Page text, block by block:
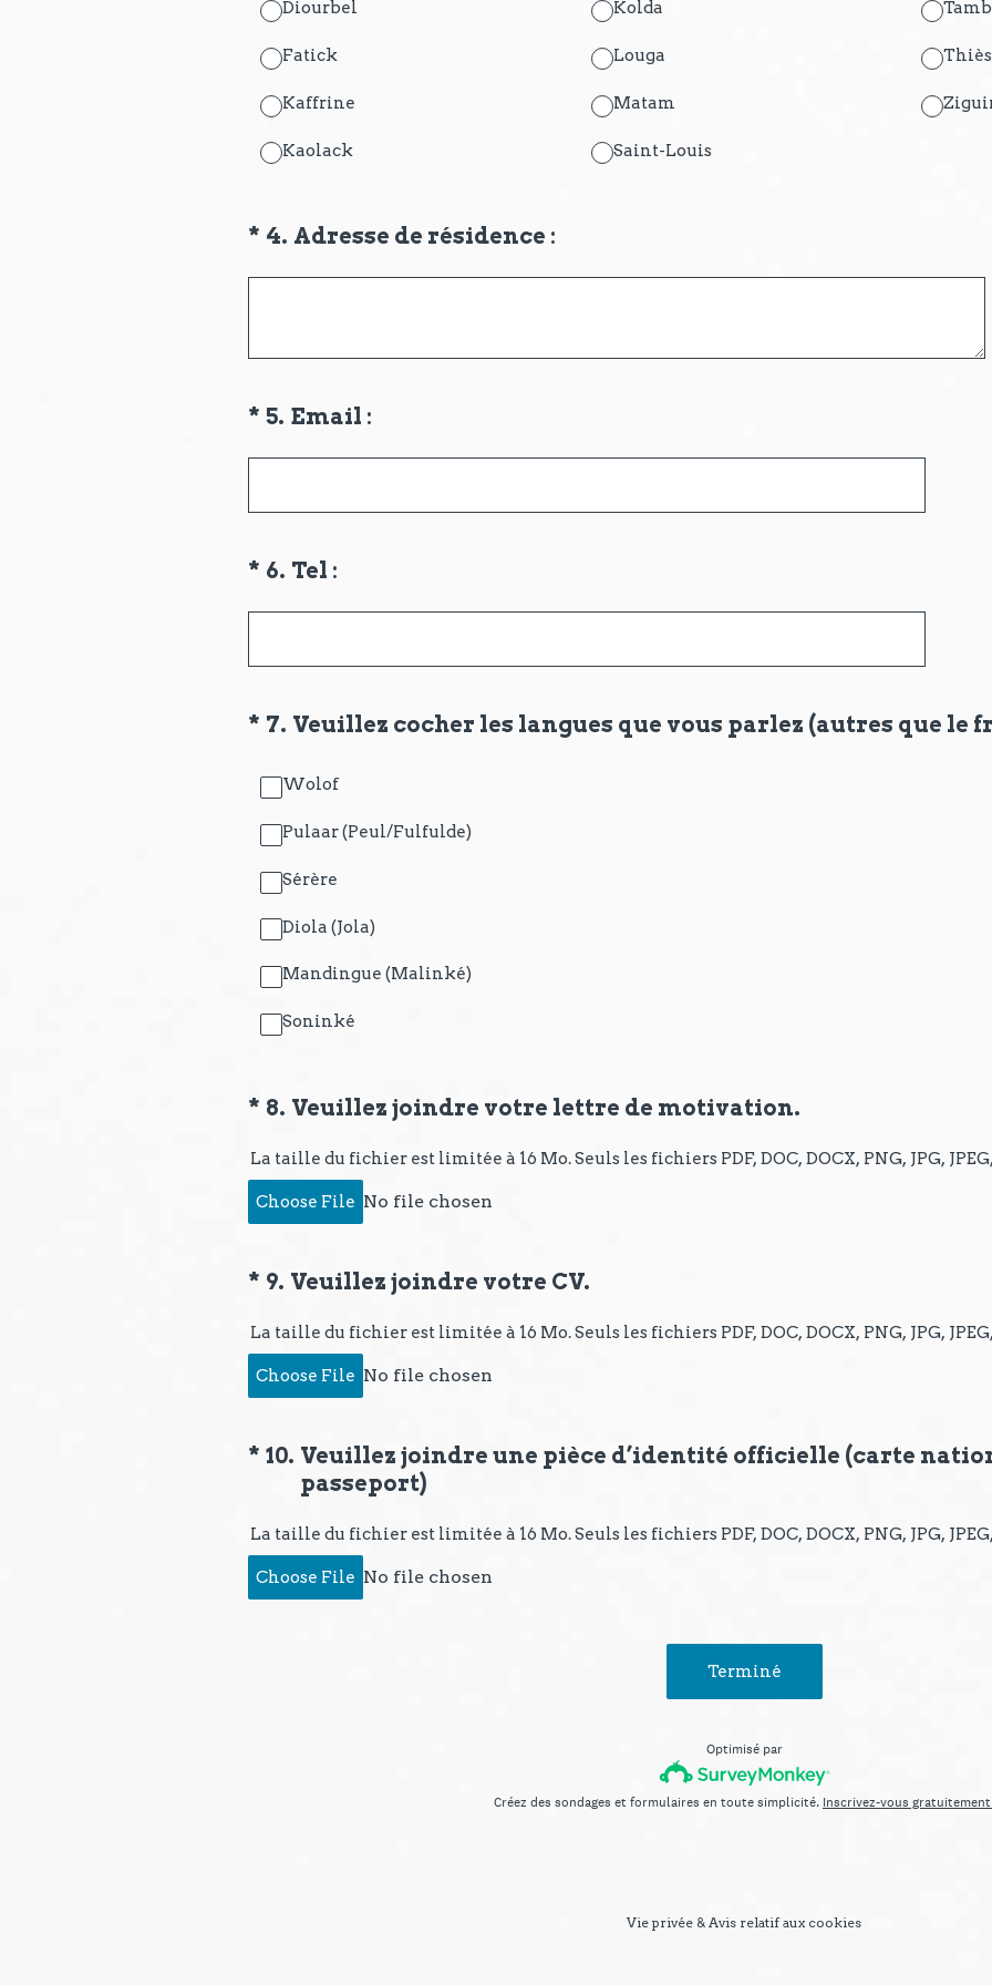
Diourbel
Fatick
Kaffrine
Kaolack
Kolda
Louga
Matam
Saint-Louis
Thiès
* 4. Adresse de résidence :
(Obligatoire)
* 5. Email :
(Obligatoire)
* 6. Tel :
(Obligatoire)
* 7. Veuillez cocher les langues que vous parlez (autres que le
(Obligatoire)
Wolof
Pulaar (Peul/Fulfulde)
Sérère
Diola (Jola)
Mandingue (Malinké)
Soninké
* 8. Veuillez joindre votre lettre de motivation.
(Obligatoire)
La taille du fichier est limitée à 16 Mo. Seuls les fichiers PDF, DOC, DOCX, PNG, JPG,
Choose File No file chosen
* 9. Veuillez joindre votre CV.
(Obligatoire)
La taille du fichier est limitée à 16 Mo. Seuls les fichiers PDF, DOC, DOCX, PNG, JPG,
Choose File No file chosen
* 10. Veuillez joindre une pièce d’identité officielle (carte
passeport)
(Obligatoire)
La taille du fichier est limitée à 16 Mo. Seuls les fichiers PDF, DOC, DOCX, PNG, JPG,
Choose File No file chosen
Terminé
Optimisé par
Créez des sondages et formulaires en toute simplicité. Inscrivez-vous
Vie privée & Avis relatif aux cookies